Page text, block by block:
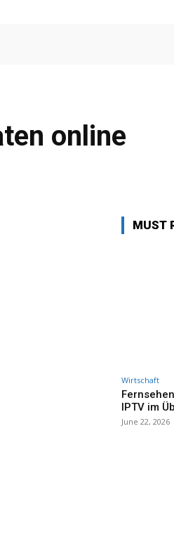
online
MUST
Wirtschaft
IPTV im
June 22, 2026